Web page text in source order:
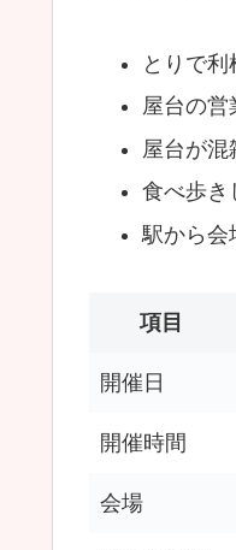
とりで
屋台の営
屋台が混
食べ歩き
駅から会
項目
開催日
開催時間
会場